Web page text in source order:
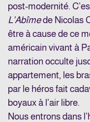
post-modernité.
L’Abîmede Nicolas
être à cause de ce
américain vivant à
narration occulte
appartement, les
par le héros fait
boyaux à l’air libre.
Nous entrons dans